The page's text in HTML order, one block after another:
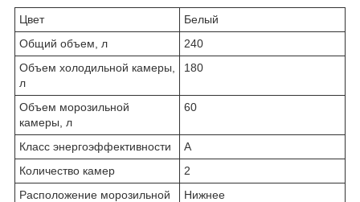
Цвет
Белый
Общий объем, л
240
Объем холодильной камеры,
л
180
Объем морозильной
камеры, л
60
Класс энергоэффективности
A
Количество камер
2
Расположение морозильной
Нижнее